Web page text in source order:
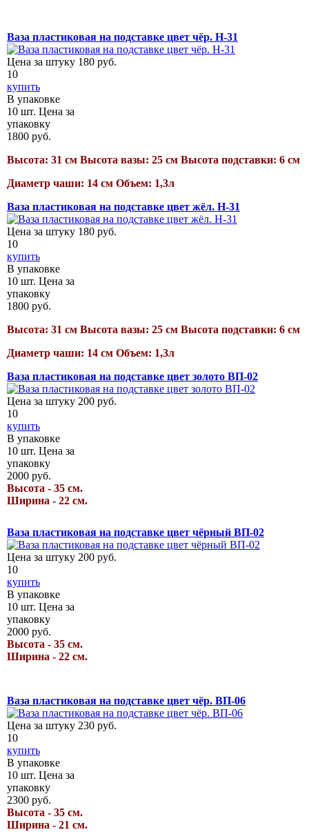
Ваза пластиковая на подставке цвет чёр. Н-31
Цена за штуку 180 руб.
10
купить
В упаковке
10 шт. Цена за
упаковку
1800 руб.
Высота: 31 см Высота вазы: 25 см Высота подставки: 6 см
Диаметр чаши: 14 см Объем: 1,3л
Ваза пластиковая на подставке цвет жёл. Н-31
Цена за штуку 180 руб.
10
купить
В упаковке
10 шт. Цена за
упаковку
1800 руб.
Высота: 31 см Высота вазы: 25 см Высота подставки: 6 см
Диаметр чаши: 14 см Объем: 1,3л
Ваза пластиковая на подставке цвет золото ВП-02
Цена за штуку 200 руб.
10
купить
В упаковке
10 шт. Цена за
упаковку
2000 руб.
Высота - 35 см.
Ширина - 22 см.
Ваза пластиковая на подставке цвет чёрный ВП-02
Цена за штуку 200 руб.
10
купить
В упаковке
10 шт. Цена за
упаковку
2000 руб.
Высота - 35 см.
Ширина - 22 см.
Ваза пластиковая на подставке цвет чёр. ВП-06
Цена за штуку 230 руб.
10
купить
В упаковке
10 шт. Цена за
упаковку
2300 руб.
Высота - 35 см.
Ширина - 21 см.